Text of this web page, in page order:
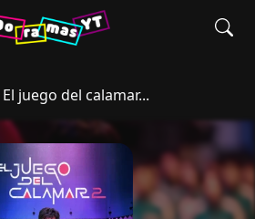
El juego del calamar...